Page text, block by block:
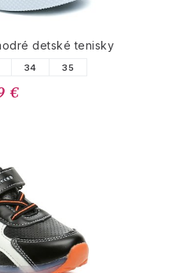
detské tenisky
34 35
€